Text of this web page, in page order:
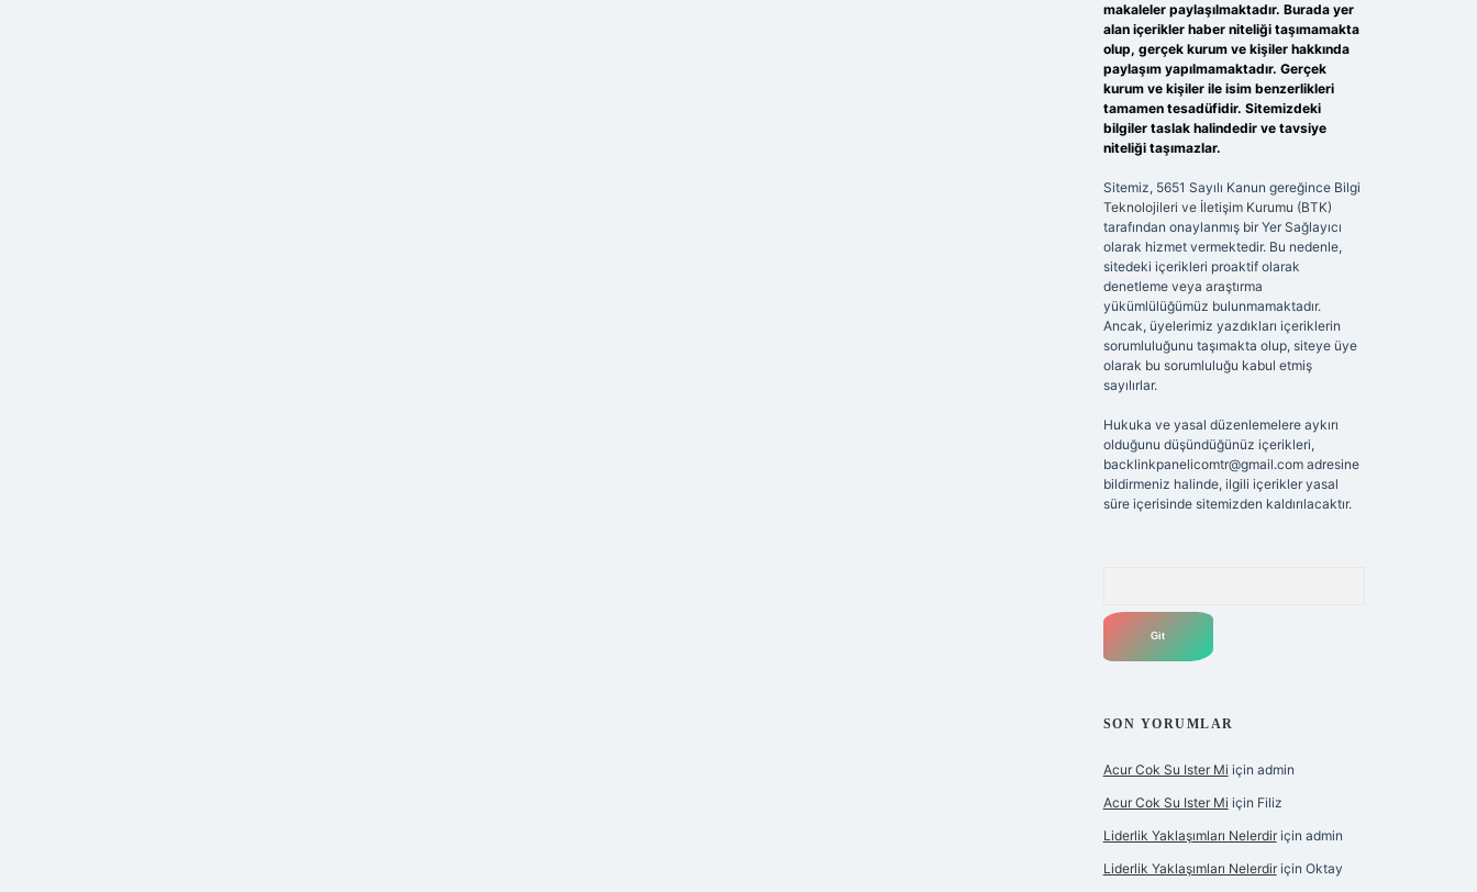
makaleler paylaşılmaktadır. Burada yer
alan içerikler haber niteliği taşımamakta
olup, gerçek kurum ve kişiler hakkında
paylaşım yapılmamaktadır. Gerçek
kurum ve kişiler ile isim benzerlikleri
tamamen tesadüfidir. Sitemizdeki
bilgiler taslak halindedir ve tavsiye
niteliği taşımazlar.
Sitemiz, 5651 Sayılı Kanun gereğince Bilgi
Teknolojileri ve İletişim Kurumu (BTK)
tarafından onaylanmış bir Yer Sağlayıcı
olarak hizmet vermektedir. Bu nedenle,
sitedeki içerikleri proaktif olarak
denetleme veya araştırma
yükümlülüğümüz bulunmamaktadır.
Ancak, üyelerimiz yazdıkları içeriklerin
sorumluluğunu taşımakta olup, siteye üye
olarak bu sorumluluğu kabul etmiş
sayılırlar.
Hukuka ve yasal düzenlemelere aykırı
olduğunu düşündüğünüz içerikleri,
backlinkpanelicomtr@gmail.comadresine
bildirmeniz halinde, ilgili içerikler yasal
süre içerisinde sitemizden kaldırılacaktır.
SON YORUMLAR
Acur Cok Su Ister Mi için admin
Acur Cok Su Ister Mi için Filiz
Liderlik Yaklaşımları Nelerdiriçin admin
Liderlik Yaklaşımları Nelerdiriçin Oktay